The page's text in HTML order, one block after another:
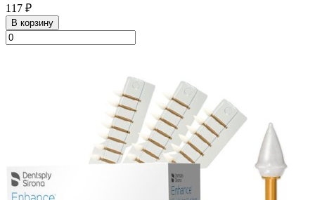
117 ₽
В корзину